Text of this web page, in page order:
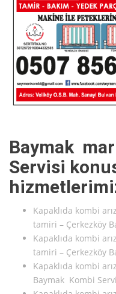
Baymak
Servisi
Kapaklıda kombi
tamiri – Çerkezköy
Kapaklıda kombi
tamiri – Çerkezköy
Kapaklıda kombi
Baymak Kombi